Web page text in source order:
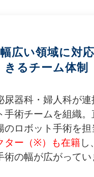
広い領域に対
きるチーム体制
尿器科・婦人科が連
手術チームを組織。
のロボット手術を担
ター（※）も在籍し
術の幅が広がってい